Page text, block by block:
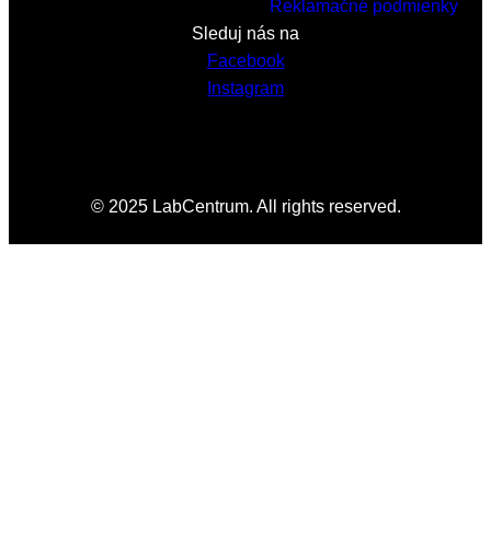
Reklamačné podmienky
Sleduj nás na
Facebook
Instagram
© 2025 LabCentrum. All rights reserved.